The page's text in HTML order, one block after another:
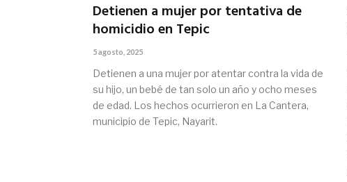
Detienen a mujer por tentativa de
homicidio en Tepic
5 agosto, 2025
Detienen a una mujer por atentar contra la vida de
su hijo, un bebé de tan solo un año y ocho meses
de edad. Los hechos ocurrieron en La Cantera,
municipio de Tepic, Nayarit.